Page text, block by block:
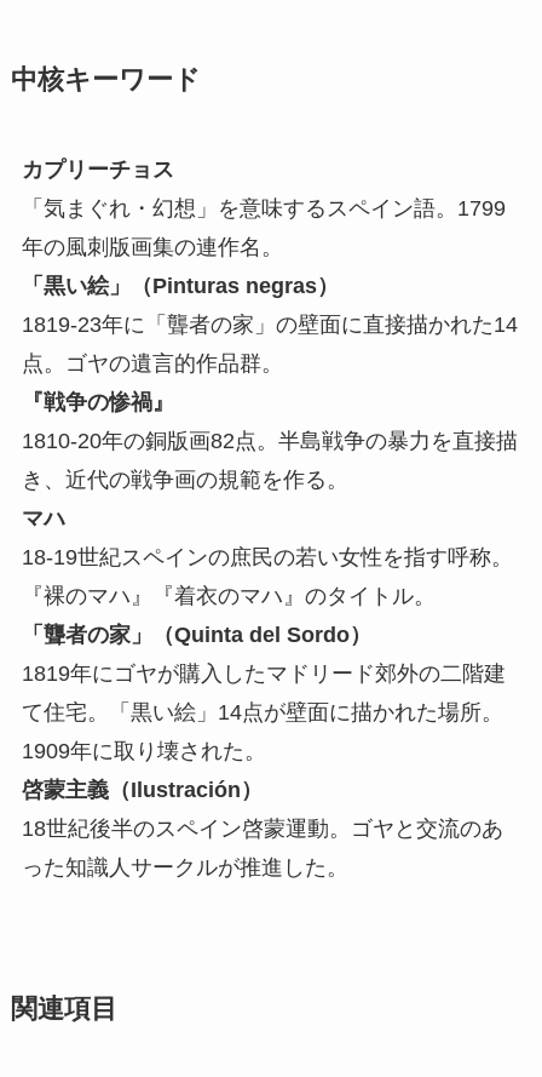
中核キーワード
カプリーチョス
「気まぐれ・幻想」を意味するスペイン語。1799
年の風刺版画集の連作名。
「黒い絵」（Pinturas negras）
1819-23年に「聾者の家」の壁面に直接描かれた14
点。ゴヤの遺言的作品群。
『戦争の惨禍』
1810-20年の銅版画82点。半島戦争の暴力を直接描
き、近代の戦争画の規範を作る。
マハ
18-19世紀スペインの庶民の若い女性を指す呼称。
『裸のマハ』『着衣のマハ』のタイトル。
「聾者の家」（Quinta del Sordo）
1819年にゴヤが購入したマドリード郊外の二階建
て住宅。「黒い絵」14点が壁面に描かれた場所。
1909年に取り壊された。
啓蒙主義（Ilustración）
18世紀後半のスペイン啓蒙運動。ゴヤと交流のあ
った知識人サークルが推進した。
関連項目